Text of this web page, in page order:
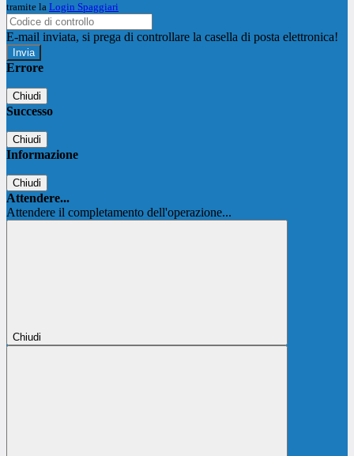
tramite la Login Spaggiari
E-mail inviata, si prega di controllare la casella di posta elettronica!
Errore
Chiudi
Successo
Chiudi
Informazione
Chiudi
Attendere...
Attendere il completamento dell'operazione...
Chiudi